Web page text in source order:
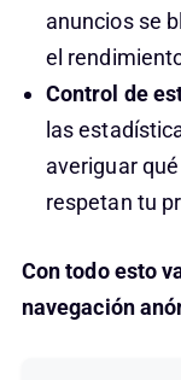
anuncios se
el
Control de
las
averiguar
respetan tu
Con todo esto
navegación